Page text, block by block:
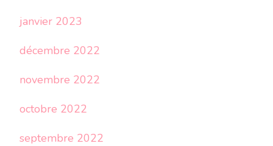
janvier 2023
décembre 2022
novembre 2022
octobre 2022
septembre 2022